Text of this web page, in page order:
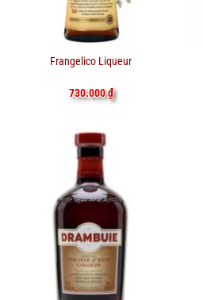
Frangelico Liqueur
730.000₫